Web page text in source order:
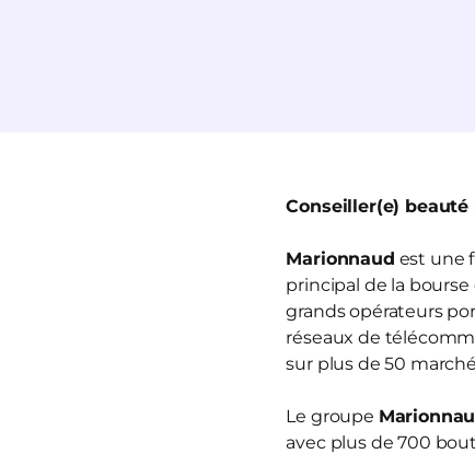
Conseiller(e) beauté
Marionnaud est une
principal de la
grands opérateurs
réseaux de
sur plus de 50
Le groupe
avec plus de 700